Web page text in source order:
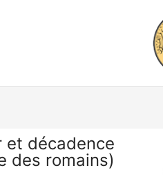
et décadence
des romains)